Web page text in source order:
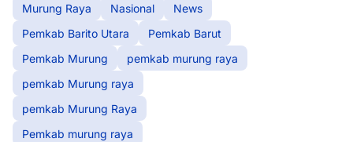
Murung Raya
Nasional
News
Pemkab Barito Utara
Pemkab Barut
Pemkab Murung
pemkab murung raya
pemkab Murung raya
pemkab Murung Raya
Pemkab murung raya